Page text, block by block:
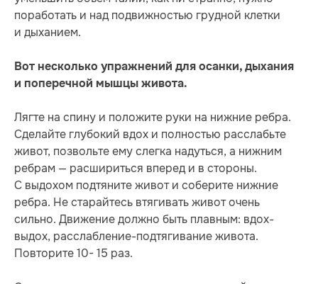
поработать и над подвижностью грудной клетки
и дыханием.
Вот несколько упражнений для осанки, дыхания
и поперечной мышцы живота.
Лягте на спину и положите руки на нижние ребра.
Сделайте глубокий вдох и полностью расслабьте
живот, позвольте ему слегка надуться, а нижним
ребрам — расшириться вперед и в стороны.
С выдохом подтяните живот и соберите нижние
ребра. Не старайтесь втягивать живот очень
сильно. Движение должно быть плавным: вдох-
выдох, расслабление-подтягивание живота.
Повторите 10- 15 раз.